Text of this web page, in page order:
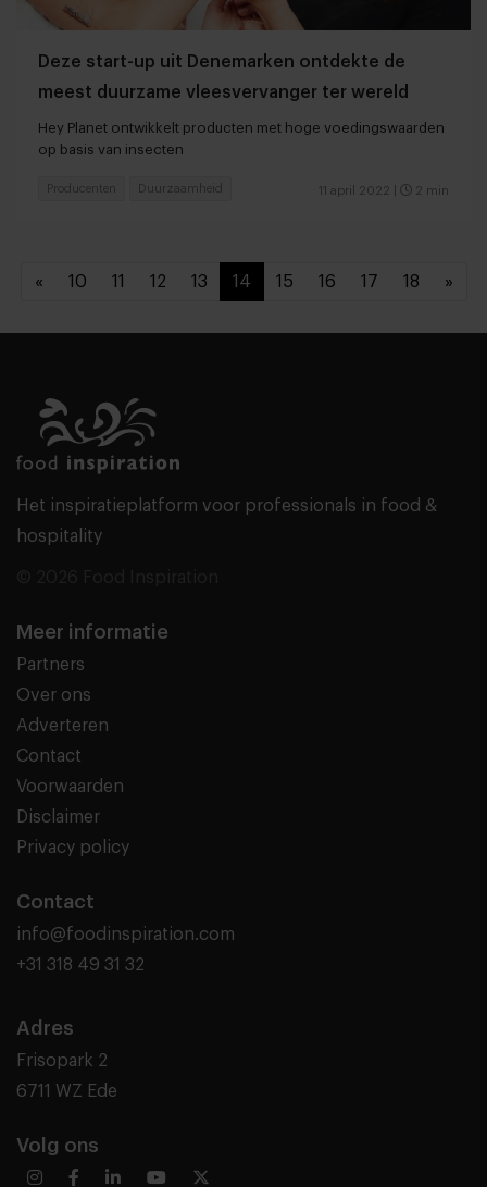
Deze start-up uit Denemarken ontdekte de
meest duurzame vleesvervanger ter wereld
Hey Planet ontwikkelt producten met hoge voedingswaarden
op basis van insecten
11 april 2022 2 min
Producenten Duurzaamheid
« 10 11 12 13 14 15 16 17 18 »
Het inspiratieplatform voor professionals in food &
hospitality
Meer informatie
Partners
Over ons
Adverteren
Contact
Voorwaarden
Disclaimer
Privacy policy
Contact
info@foodinspiration.com
+31 318 49 31 32
Adres
Frisopark 2
6711 WZ Ede
Volg ons